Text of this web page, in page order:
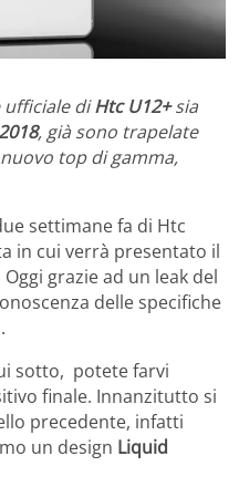
ufficiale diHtc U12+sia
, già sono trapelate
top di gamma,
settimane fa di Htc
in cui verrà presentato il
grazie ad un leak del
delle specifiche
sotto, potete farvi
finale. Innanzitutto si
precedente, infatti
un design Liquid